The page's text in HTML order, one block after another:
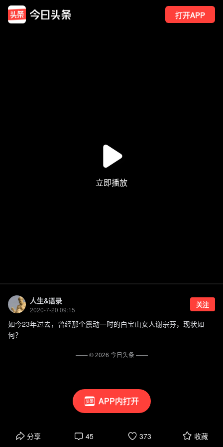
打开APP
APP内打开
人生&语录
2020-7-20 09:15
关注
如今23年过去，曾经那个震动一时的白宝山女人谢宗芬，现状如
何？
分享 45 373 收藏
—— ©2026 今日头条——